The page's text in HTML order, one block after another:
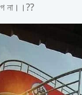
না।।??